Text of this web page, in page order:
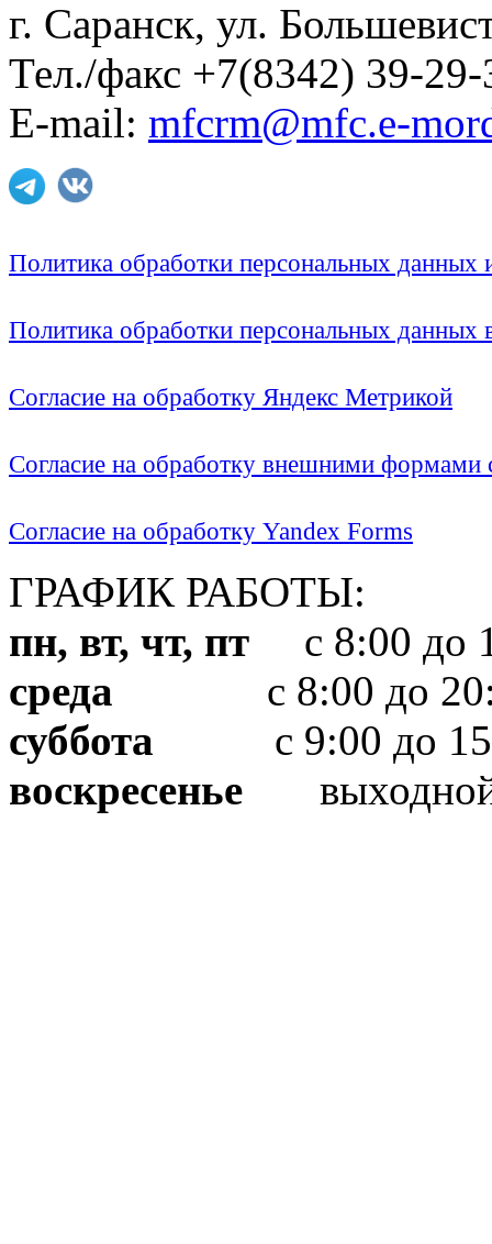
г. Саранск, ул.
Тел./факс +7(8342) 39-29-
E-mail: mfcrm@mfc.e-
Политика обработки персональных
Политика обработки персональных
Согласие на обработку Яндекс Метрикой
Согласие на обработку внешними формами
Согласие на обработку Yandex Forms
ГРАФИК РАБОТЫ:
пн, вт, чт, пт с 8:00 до
среда с 8:00 до
суббота с 9:00 до
воскресенье